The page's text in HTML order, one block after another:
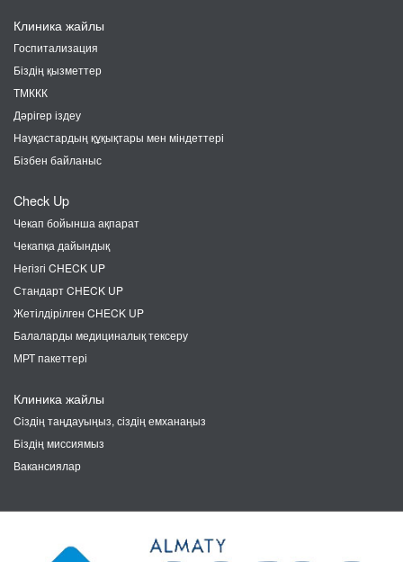
Клиника жайлы
Госпитализация
Біздің қызметтер
ТМККК
Дәрігер іздеу
Науқастардың құқықтары мен міндеттері
Бізбен байланыс
Check Up
Чекап бойынша ақпарат
Чекапқа дайындық
Негізгі CHECK UP
Стандарт CHECK UP
Жетілдірілген CHECK UP
Балаларды медициналық тексеру
МРТ пакеттері
Клиника жайлы
Cіздің таңдауыңыз, сіздің емханаңыз
Біздің миссиямыз
Вакансиялар